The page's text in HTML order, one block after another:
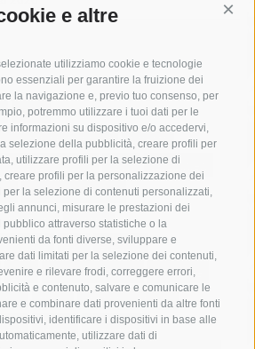
e altre
utilizziamo cookie e tecnologie
essenziali per garantire la fruizione dei
la navigazione e, previo tuo consenso, per
potremmo utilizzare i tuoi dati per le
informazioni su dispositivo e/o accedervi,
selezione della pubblicità, creare profili per
utilizzare profili per la selezione di
creare profili per la personalizzazione dei
la selezione di contenuti personalizzati,
annunci, misurare le prestazioni dei
attraverso statistiche o la
da fonti diverse, sviluppare e
dati limitati per la selezione dei contenuti,
e rilevare frodi, correggere errori,
e contenuto, salvare e comunicare le
e combinare dati provenienti da altre fonti
identificare i dispositivi in base alle
utilizzare dati di
anas
punta campanella
arresto
di porto capri
carabinieri
circumvesuviana
concerto
contagi
covid-19 eav
elezioni
gori guardia costiera
incidente
mare
massa lubrense
napoli
ordinanza